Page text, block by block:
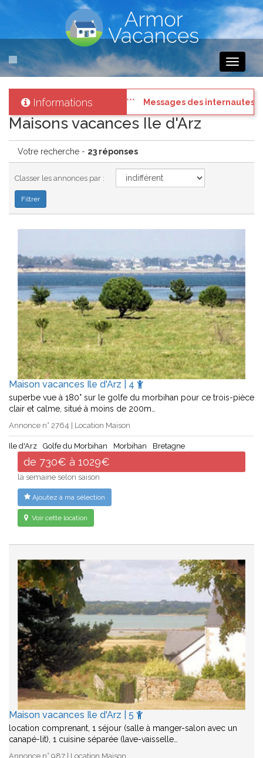
Toggle
Informations
: Connectez vous à votre compte et consultez les "Messages
Maisons vacances Ile d'Arz
Votre recherche - 23 réponses
Classer les annonces par :
Maison vacances Ile d'Arz | 4
superbe vue à 180° sur le golfe du morbihan pour ce trois-pièce
clair et calme, situé à moins de 200m…
Annonce n° 2764 | Location Maison
Ile d'Arz Golfe du Morbihan Morbihan Bretagne
de 730€ à 1029€
la semaine selon saison
Ajoutez à ma sélection
Voir cette location
Maison vacances Ile d'Arz | 5
location comprenant, 1 séjour (salle à manger-salon avec un
canapé-lit), 1 cuisine séparée (lave-vaisselle…
Annonce n° 987 | Location Maison